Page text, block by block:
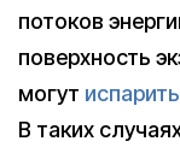
потоков
поверхность
могут испарить
В таких